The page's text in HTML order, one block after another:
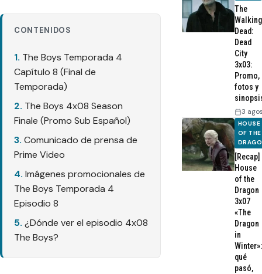
CONTENIDOS
The Boys Temporada 4
Capítulo 8 (Final de
Temporada)
The Boys 4x08 Season
Finale (Promo Sub Español)
Comunicado de prensa de
Prime Video
Imágenes promocionales de
The Boys Temporada 4
Episodio 8
¿Dónde ver el episodio 4x08
The Boys?
The
Walking
Dead:
Dead
City
3x03:
Promo,
fotos y
3
HOUSE
OF THE
[Recap]
House
of the
Dragon
3x07
«The
Dragon
in
Winter»:
qué
pasó,